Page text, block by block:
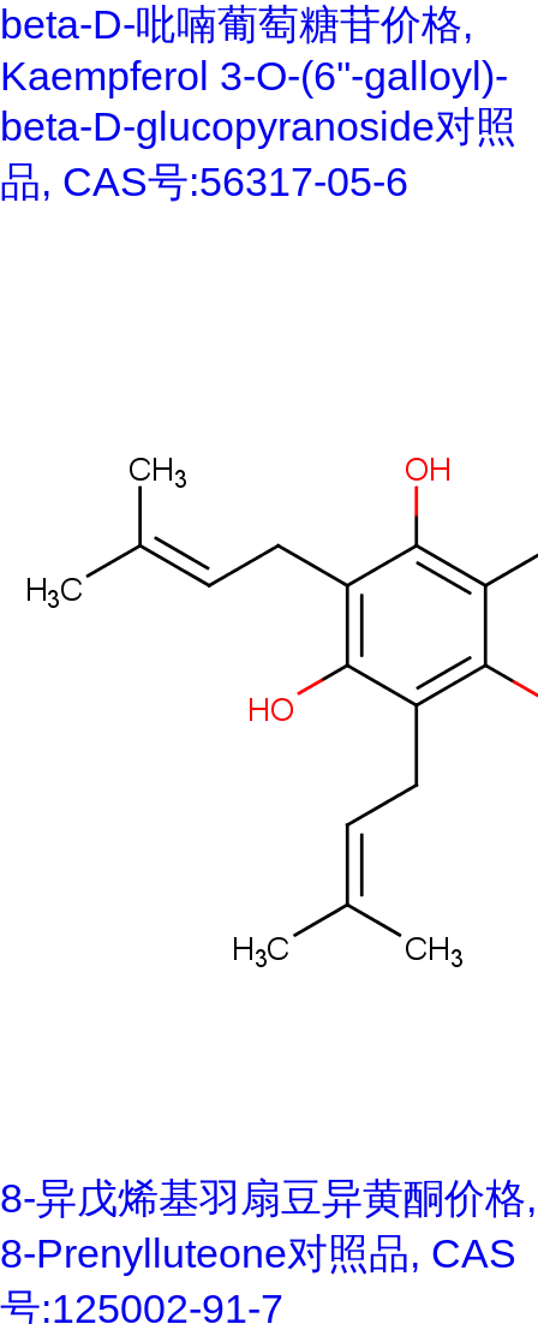
beta-D-吡喃葡萄糖苷价格,
Kaempferol 3-O-(6''-galloyl)-
beta-D-glucopyranoside对照
品, CAS号:56317-05-6
8-异戊烯基羽扇豆异黄酮价格,
8-Prenylluteone对照品, CAS
号:125002-91-7